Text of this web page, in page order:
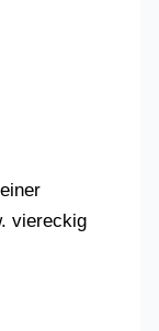
viereckig